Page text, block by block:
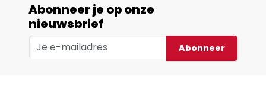
Abonneer je op onze
nieuwsbrief
Abonneer